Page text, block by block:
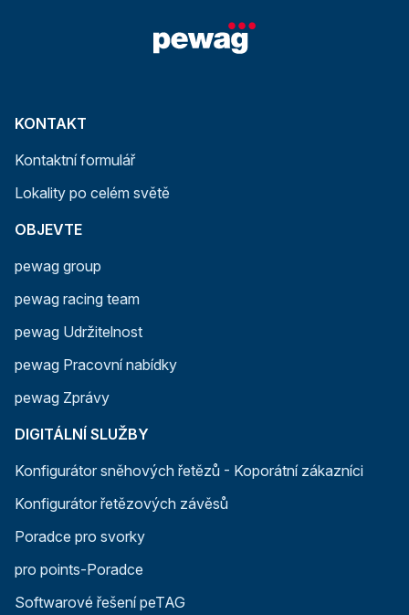
KONTAKT
Kontaktní formulář
Lokality po celém světě
OBJEVTE
pewag group
pewag racing team
pewag Udržitelnost
pewag Pracovní nabídky
pewag Zprávy
DIGITÁLNÍ SLUŽBY
Konfigurátor sněhových řetězů - Koporátní zákazníci
Konfigurátor řetězových závěsů
Poradce pro svorky
pro points-Poradce
Softwarové řešení peTAG